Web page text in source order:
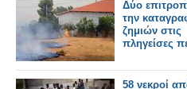
Δύο
την
ζημιών στις
πληγείσες
58 νεκροί